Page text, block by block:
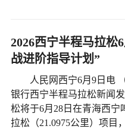
2026西宁半程马拉松
战进阶指导计划”
人民网西宁6月9日电
银行西宁半程马拉松新闻
松将于6月28日在青海西
拉松（21.0975公里）项目